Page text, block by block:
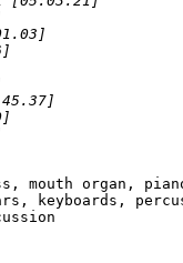
[03:52.49]
mouth organ,
keyboards,